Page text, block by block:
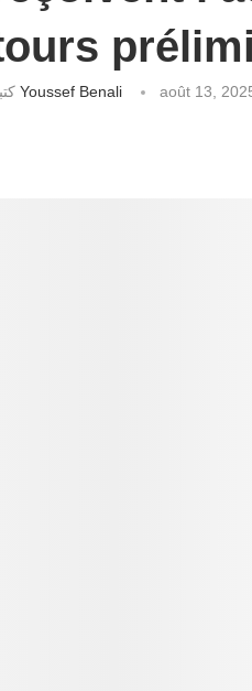
كتبه Youssef Benali août 13,